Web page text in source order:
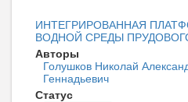
ИНТЕГРИРОВАННАЯ
ВОДНОЙ СРЕДЫ
Авторы
Голушков Николай
Геннадьевич
Статус